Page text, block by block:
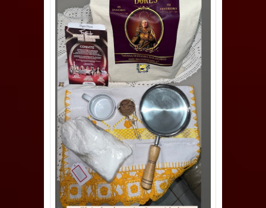
Saúde Bucal: Mais de 470 próteses
dentárias já foram entregues pela
Prefeitura de Sapé em 2026
Caldas Brandão: Tradicional Festa de
Santana 2026 será neste sábado (25)
e deve atrair grande público
Nota de pesar: Câmara de Marí
lamenta a morte da ex-vereadora
Neta do Sindicato